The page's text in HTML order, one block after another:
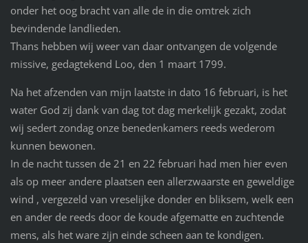
onder het oog bracht van alle de in die omtrek zich
bevindende landlieden.
Thans hebben wij weer van daar ontvangen de volgende
missive, gedagtekend Loo, den 1 maart 1799.
Na het afzenden van mijn laatste in dato 16 februari, is het
water God zij dank van dag tot dag merkelijk gezakt, zodat
wij sedert zondag onze benedenkamers reeds wederom
kunnen bewonen.
In de nacht tussen de 21 en 22 februari had men hier even
als op meer andere plaatsen een allerzwaarste en geweldige
wind , vergezeld van vreselijke donder en bliksem, welk een
en ander de reeds door de koude afgematte en zuchtende
mens, als het ware zijn einde scheen aan te kondigen.